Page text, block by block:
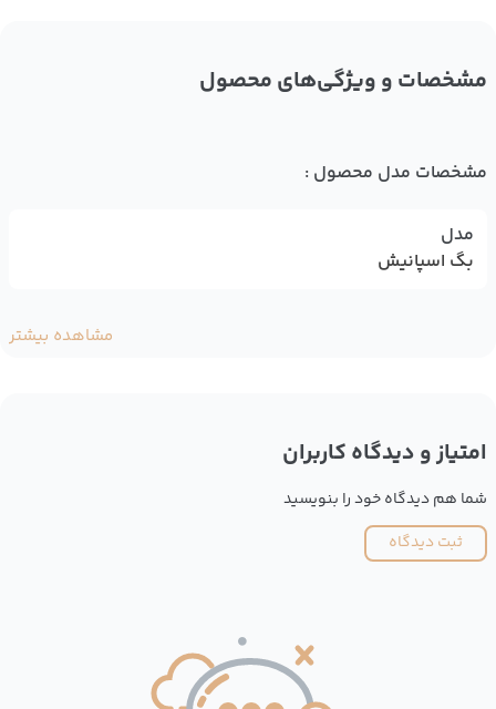
مشخصات و ویژگی‌های محصول
مشخصات مدل محصول :
مدل
بگ اسپانیش
مشاهده بیشتر
امتیاز و دیدگاه کاربران
شما هم دیدگاه خود را بنویسید
ثبت دیدگاه